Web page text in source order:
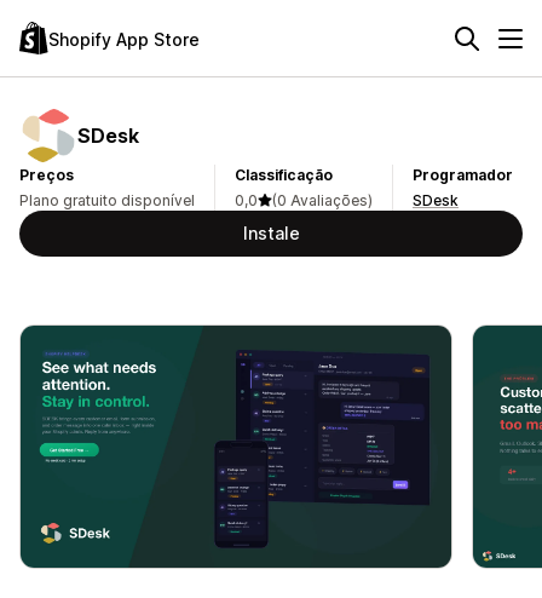
Shopify App Store
SDesk
Preços
Plano gratuito disponível
Classificação
0,0
(0 Avaliações)
Programador
SDesk
Instale